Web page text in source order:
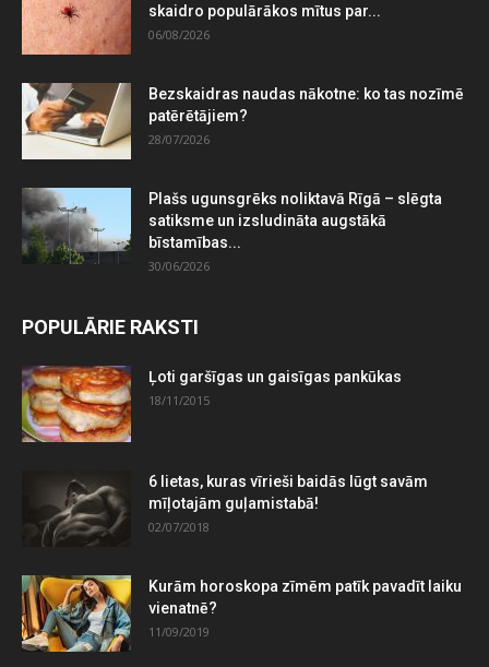
skaidro populārākos mītus par...
06/08/2026
Bezskaidras naudas nākotne: ko tas nozīmē
patērētājiem?
28/07/2026
Plašs ugunsgrēks noliktavā Rīgā – slēgta
satiksme un izsludināta augstākā
bīstamības...
30/06/2026
POPULĀRIE RAKSTI
Ļoti garšīgas un gaisīgas pankūkas
18/11/2015
6 lietas, kuras vīrieši baidās lūgt savām
mīļotajām guļamistabā!
02/07/2018
Kurām horoskopa zīmēm patīk pavadīt laiku
vienatnē?
11/09/2019